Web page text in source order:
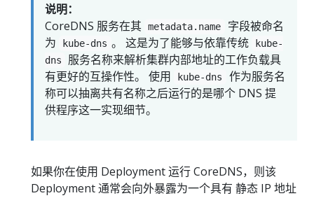
说明：
CoreDNS 服务在其 metadata.name
字段被命名
为
kube-dns 。 这是为了能够与依靠传统
kube-
dns
服务名称来解析集群内部地址的工作负载具
有更好的互操作性。 使用
kube-dns
作为服务名
称可以抽离共有名称之后运行的是哪个 DNS 提
供程序这一实现细节。
如果你在使用 Deployment 运行 CoreDNS，则该
Deployment 通常会向外暴露为一个具有 静态 IP 地址